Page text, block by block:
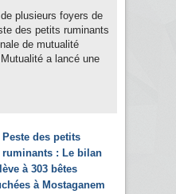
de plusieurs foyers de
des petits ruminants
de mutualité
a lancé une
Peste des petits
ruminants : Le bilan
à 303 bêtes
à Mostaganem